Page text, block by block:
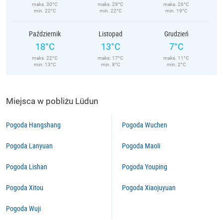
maks. 30°C
min. 22°C
maks. 29°C
min. 22°C
maks. 26°C
min. 19°C
Październik
18°C
maks. 22°C
min. 13°C
Listopad
13°C
maks. 17°C
min. 8°C
Grudzień
7°C
maks. 11°C
min. 2°C
Miejsca w pobliżu Lüdun
Pogoda Hangshang
Pogoda Lanyuan
Pogoda Lishan
Pogoda Xitou
Pogoda Wuji
Pogoda Wuchen
Pogoda Maoli
Pogoda Youping
Pogoda Xiaojuyuan